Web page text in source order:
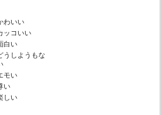
わいい
ッコいい
白い
うしようもな
モい
い
しい